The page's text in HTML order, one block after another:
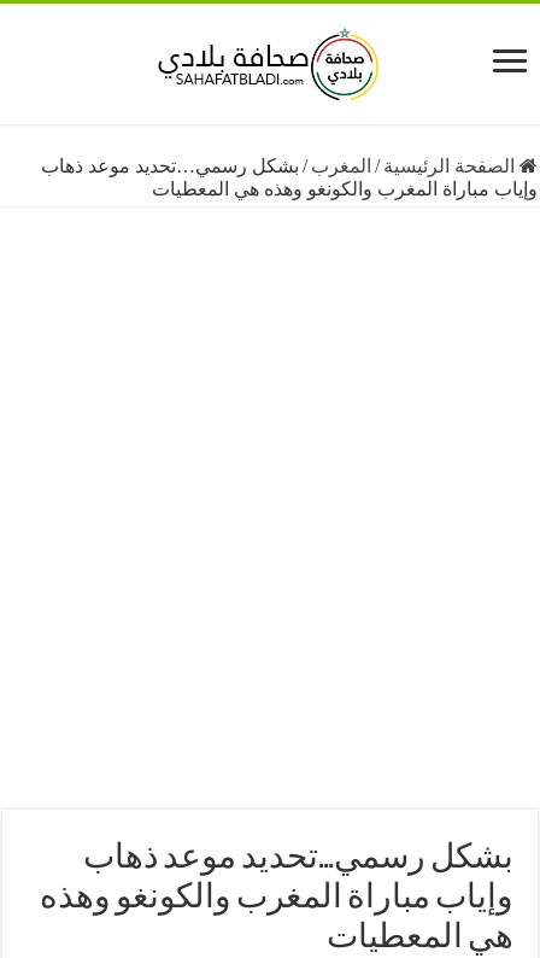
الرئيسية /المغرب/بشكل رسمي…تحديد موعد ذهاب
مباراة المغرب والكونغو وهذه هي المعطيات
رسمي…تحديد موعد ذهاب
مباراة المغرب والكونغو وهذه
المعطيات